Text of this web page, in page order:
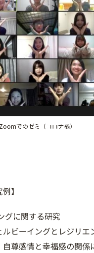
Zoomでのゼミ（コロナ禍）
】
ビーイン
ルビーイング
自尊感情と幸